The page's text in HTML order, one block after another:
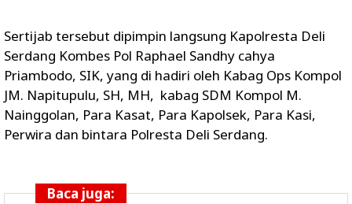
Sertijab tersebut dipimpin langsung Kapolresta Deli
Serdang Kombes Pol Raphael Sandhy cahya
Priambodo, SIK, yang di hadiri oleh Kabag Ops Kompol
JM. Napitupulu, SH, MH, kabag SDM Kompol M.
Nainggolan, Para Kasat, Para Kapolsek, Para Kasi,
Perwira dan bintara Polresta Deli Serdang.
Baca juga: